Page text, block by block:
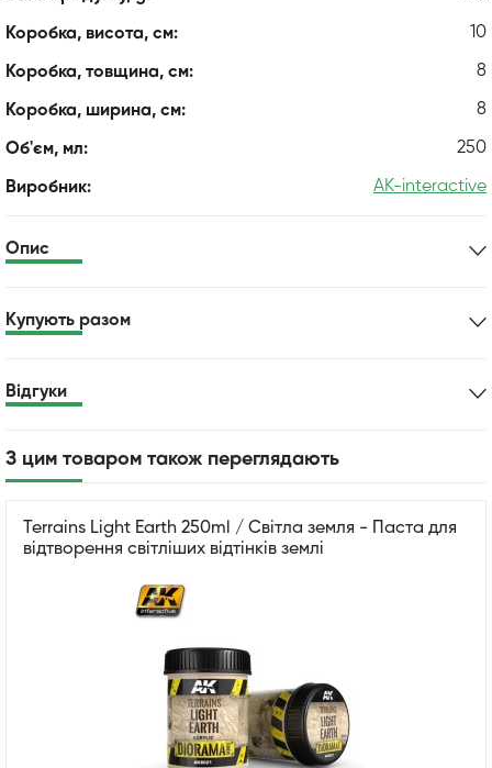
Коробка, висота, см: 10
Коробка, товщина, см: 8
Коробка, ширина, см: 8
Об'єм, мл: 250
Виробник: AK-interactive
Опис
Купують разом
Відгуки
З цим товаром також переглядають
Terrains Light Earth 250ml / Світла земля - Паста для
відтворення світліших відтінків землі